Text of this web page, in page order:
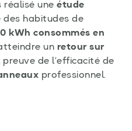
réalisé une étude
des habitudes de
kWh consommés en
un retour sur
preuve de l’efficacité de
professionnel.